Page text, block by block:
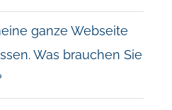
ganze Webseite
Was brauchen Sie